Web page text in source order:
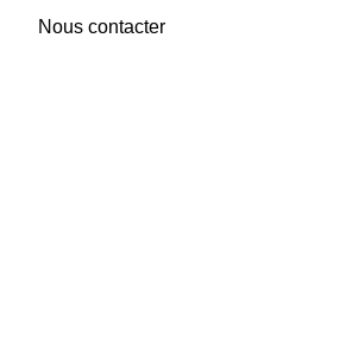
Nous contacter